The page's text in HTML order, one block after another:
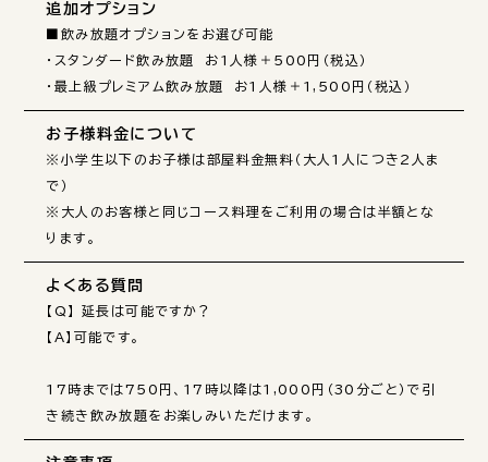
追加オプション
■飲み放題オプションをお選び可能
・スタンダード飲み放題　お1人様＋500円（税込）
・最上級プレミアム飲み放題　お1人様＋1,500円（税込）
お子様料金について
※小学生以下のお子様は部屋料金無料（大人1人につき2人ま
で）
※大人のお客様と同じコース料理をご利用の場合は半額とな
ります。
よくある質問
【Q】 延長は可能ですか？
【A】可能です。
17時までは750円、17時以降は1,000円（30分ごと）で引
き続き飲み放題をお楽しみいただけます。